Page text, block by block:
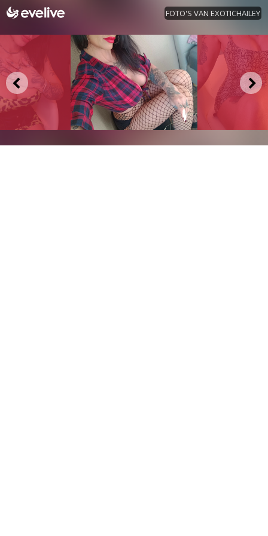
FOTO'S VAN EXOTICHAILEY